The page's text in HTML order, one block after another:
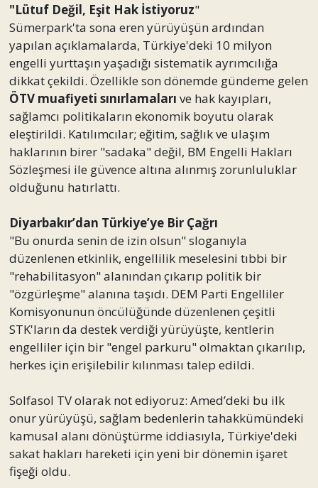
"Lütuf Değil, Eşit Hak İstiyoruz"
Sümerpark'ta sona eren yürüyüşün ardından
yapılan açıklamalarda, Türkiye'deki 10 milyon
engelli yurttaşın yaşadığı sistematik ayrımcılığa
dikkat çekildi. Özellikle son dönemde gündeme gelen
ÖTV muafiyeti sınırlamaları ve hak kayıpları,
sağlamcı politikaların ekonomik boyutu olarak
eleştirildi. Katılımcılar; eğitim, sağlık ve ulaşım
haklarının birer "sadaka" değil, BM Engelli Hakları
Sözleşmesi ile güvence altına alınmış zorunluluklar
olduğunu hatırlattı.
Diyarbakır’dan Türkiye’ye Bir Çağrı
"Bu onurda senin de izin olsun" sloganıyla
düzenlenen etkinlik, engellilik meselesini tıbbi bir
"rehabilitasyon" alanından çıkarıp politik bir
"özgürleşme" alanına taşıdı. DEM Parti Engelliler
Komisyonunun öncülüğünde düzenlenen çeşitli
STK'ların da destek verdiği yürüyüşte, kentlerin
engelliler için bir "engel parkuru" olmaktan çıkarılıp,
herkes için erişilebilir kılınması talep edildi.
Solfasol TV olarak not ediyoruz: Amed’deki bu ilk
onur yürüyüşü, sağlam bedenlerin tahakkümündeki
kamusal alanı dönüştürme iddiasıyla, Türkiye'deki
sakat hakları hareketi için yeni bir dönemin işaret
fişeği oldu.